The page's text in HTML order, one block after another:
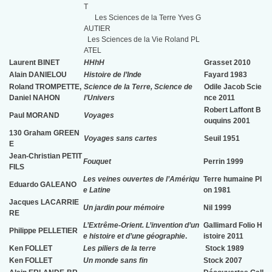
T
Les Sciences de la Terre Yves G
AUTIER
Les Sciences de la Vie Roland PL
ATEL
Laurent BINET
HHhH
Grasset 2010
Alain DANIELOU
Histoire de l’Inde
Fayard 1983
Roland TROMPETTE,
Daniel NAHON
Science de la Terre, Science de
l’Univers
Odile Jacob Scie
nce 2011
Paul MORAND Voyages
Robert Laffont B
ouquins 2001
130 Graham GREEN
E
Voyages sans cartes Seuil 1951
Jean-Christian PETIT
FILS
Fouquet Perrin 1999
Eduardo GALEANO
Les veines ouvertes de l’Amériqu
e Latine
Terre humaine Pl
on 1981
Jacques LACARRIE
RE
Un jardin pour mémoire Nil 1999
Philippe PELLETIER
L’Extrême-Orient. L’invention d’un
e histoire et d’une géographie.
Gallimard Folio H
istoire 2011
Ken FOLLET
Les piliers de la terre
Stock 1989
Ken FOLLET
Un monde sans fin
Stock 2007